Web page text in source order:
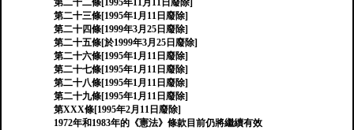
第二十二條[1995年11月11日廢除]
第二十三條[1995年1月11日廢除]
第二十四條[1999年3月25日廢除]
第二十五條[於1999年3月25日廢除]
第二十六條[1995年1月11日廢除]
第二十七條[1995年1月11日廢除]
第二十八條[1995年1月11日廢除]
第二十九條[1995年1月11日廢除]
第XXX條[1995年2月11日廢除]
1972年和1983年的《憲法》條款目前仍將繼續有效